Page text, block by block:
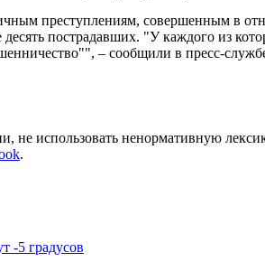
преступлениям, совершенным в
пострадавших. "У каждого из
– сообщили в пресс-
не использовать ненормативную
.
-5 градусов